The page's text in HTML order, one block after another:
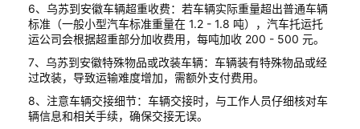
6、乌苏到安徽车辆超重收费：若车辆实际重量超出普通车辆
标准（一般小型汽车标准重量在 1.2 - 1.8 吨），汽车托运托
运公司会根据超重部分加收费用，每吨加收 200 - 500 元。
7、乌苏到安徽特殊物品或改装车辆：车辆装有特殊物品或经
过改装，导致运输难度增加，需额外支付费用。
8、注意车辆交接细节：车辆交接时，与工作人员仔细核对车
辆信息和相关手续，确保交接无误。